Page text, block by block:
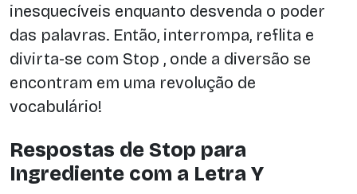
inesquecíveis enquanto desvenda o poder
das palavras. Então, interrompa, reflita e
divirta-se com Stop , onde a diversão se
encontram em uma revolução de
vocabulário!
Respostas de Stop para
Ingrediente com a Letra Y